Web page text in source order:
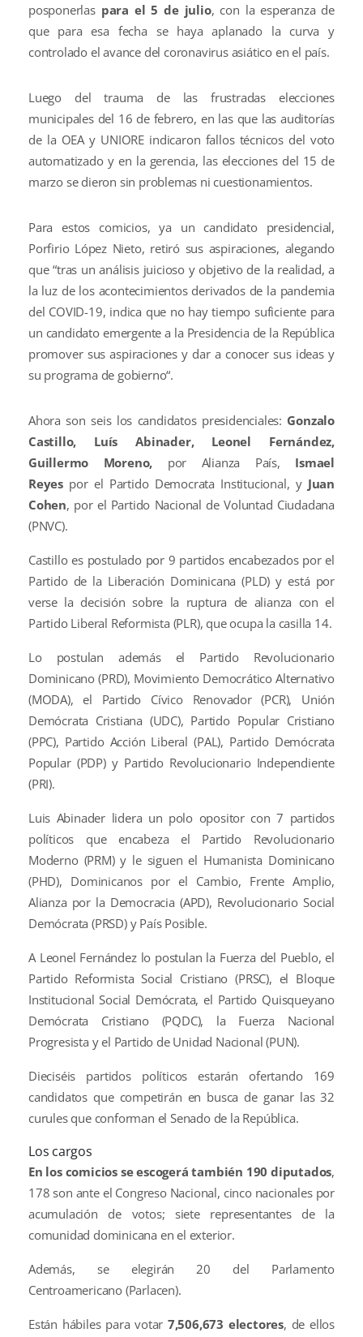
posponerlas para el 5 de julio, con la esperanza de
que para esa fecha se haya aplanado la curva y
controlado el avance del coronavirus asiático en el país.
Luego del trauma de las frustradas elecciones
municipales del 16 de febrero, en las que las auditorías
de la OEA y UNIORE indicaron fallos técnicos del voto
automatizado y en la gerencia, las elecciones del 15 de
marzo se dieron sin problemas ni cuestionamientos.
Para estos comicios, ya un candidato presidencial,
Porfirio López Nieto, retiró sus aspiraciones, alegando
que “tras un análisis juicioso y objetivo de la realidad, a
la luz de los acontecimientos derivados de la pandemia
del COVID-19, indica que no hay tiempo suficiente para
un candidato emergente a la Presidencia de la República
promover sus aspiraciones y dar a conocer sus ideas y
su programa de gobierno“.
Ahora son seis los candidatos presidenciales: Gonzalo
Castillo, Luís Abinader, Leonel Fernández,
Guillermo Moreno, por Alianza País, Ismael
Reyes por el Partido Democrata Institucional, y Juan
Cohen, por el Partido Nacional de Voluntad Ciudadana
(PNVC).
Castillo es postulado por 9 partidos encabezados por el
Partido de la Liberación Dominicana (PLD) y está por
verse la decisión sobre la ruptura de alianza con el
Partido Liberal Reformista (PLR), que ocupa la casilla 14.
Lo postulan además el Partido Revolucionario
Dominicano (PRD), Movimiento Democrático Alternativo
(MODA), el Partido Cívico Renovador (PCR), Unión
Demócrata Cristiana (UDC), Partido Popular Cristiano
(PPC), Partido Acción Liberal (PAL), Partido Demócrata
Popular (PDP) y Partido Revolucionario Independiente
(PRI).
Luis Abinader lidera un polo opositor con 7 partidos
políticos que encabeza el Partido Revolucionario
Moderno (PRM) y le siguen el Humanista Dominicano
(PHD), Dominicanos por el Cambio, Frente Amplio,
Alianza por la Democracia (APD), Revolucionario Social
Demócrata (PRSD) y País Posible.
A Leonel Fernández lo postulan la Fuerza del Pueblo, el
Partido Reformista Social Cristiano (PRSC), el Bloque
Institucional Social Demócrata, el Partido Quisqueyano
Demócrata Cristiano (PQDC), la Fuerza Nacional
Progresista y el Partido de Unidad Nacional (PUN).
Dieciséis partidos políticos estarán ofertando 169
candidatos que competirán en busca de ganar las 32
curules que conforman el Senado de la República.
Los cargos
En los comicios se escogerá también 190 diputados,
178 son ante el Congreso Nacional, cinco nacionales por
acumulación de votos; siete representantes de la
comunidad dominicana en el exterior.
Además, se elegirán 20 del Parlamento
Centroamericano (Parlacen).
Están hábiles para votar 7,506,673 electores, de ellos